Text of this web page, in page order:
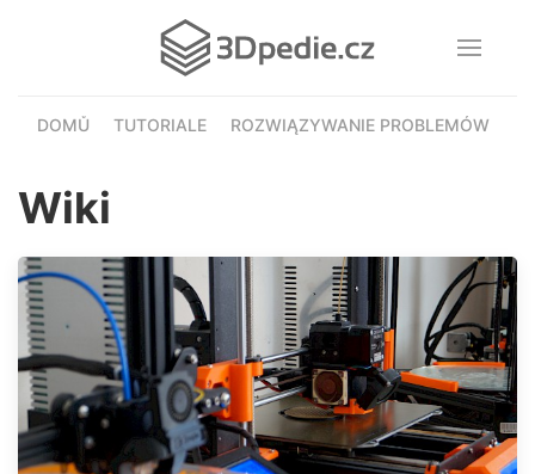
DOMŮ TUTORIALE ROZWIĄZYWANIE PROBLEMÓW
Wiki